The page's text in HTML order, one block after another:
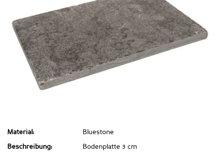
Material: Bluestone
Beschreibung: Bodenplatte 3 cm